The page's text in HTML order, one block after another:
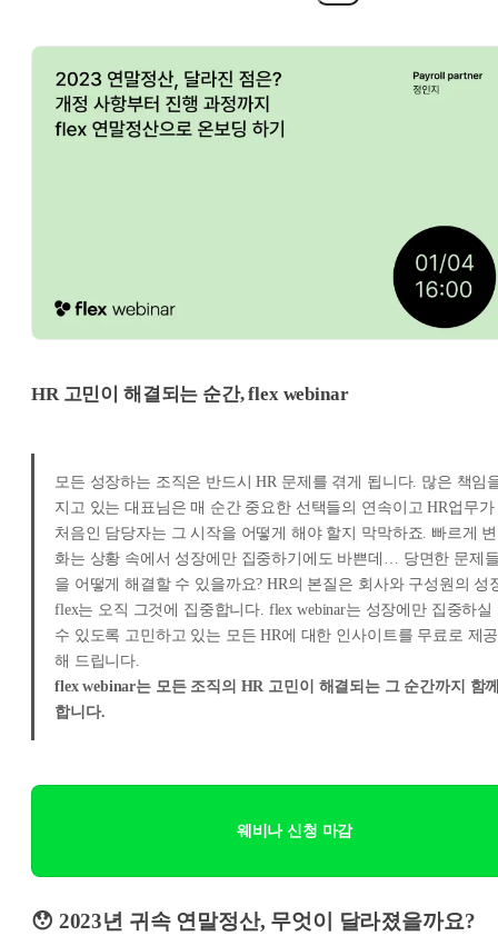
HR 고민이 해결되는 순간, flex webinar
모든 성장하는 조직은 반드시 HR 문제를 겪게 됩니다. 많은 책임
지고 있는 대표님은 매 순간 중요한 선택들의 연속이고 HR업무가
처음인 담당자는 그 시작을 어떻게 해야 할지 막막하죠. 빠르게 변
화는 상황 속에서 성장에만 집중하기에도 바쁜데… 당면한 문제
을 어떻게 해결할 수 있을까요? HR의 본질은 회사와 구성원의 성
flex는 오직 그것에 집중합니다. flex webinar는 성장에만 집중하실
수 있도록 고민하고 있는 모든 HR에 대한 인사이트를 무료로 제공
해 드립니다.
flex webinar는 모든 조직의 HR 고민이 해결되는 그 순간까지 함
합니다.
웨비나 신청 마감
😯 2023년 귀속 연말정산, 무엇이 달라졌을까요?